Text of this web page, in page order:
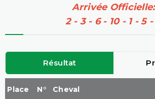
Arrivée Officielle:
2 - 3 - 6 - 10 - 1 - 5
Résultat
Place N° Cheval